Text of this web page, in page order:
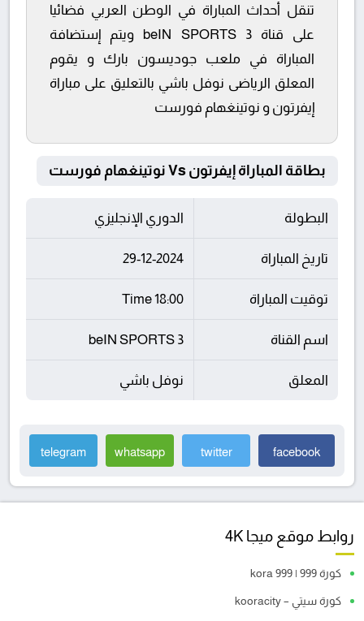
تنقل أحداث المباراة في الوطن العربي فضائيا
على قناة beIN SPORTS 3 ويتم إستضافة
المباراة في ملعب جوديسون بارك و يقوم
المعلق الرياضى نوفل باشي بالتعليق على مباراة
إيفرتون و نوتينغهام فورست
بطاقة المباراة إيفرتون Vs نوتينغهام فورست
البطولة الدوري الإنجليزي
تاريخ المباراة 29-12-2024
توقيت المباراة 18:00 Time
اسم القناة beIN SPORTS 3
المعلق نوفل باشي
facebook
twitter
whatsapp
telegram
روابط موقع ميجا 4K
كورة 999 | kora 999
كورة سيتي – kooracity